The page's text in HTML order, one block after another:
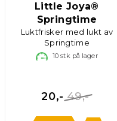
Little Joya®
Springtime
Luktfrisker med lukt av
Springtime
10 stk på lager
49,-
20,-